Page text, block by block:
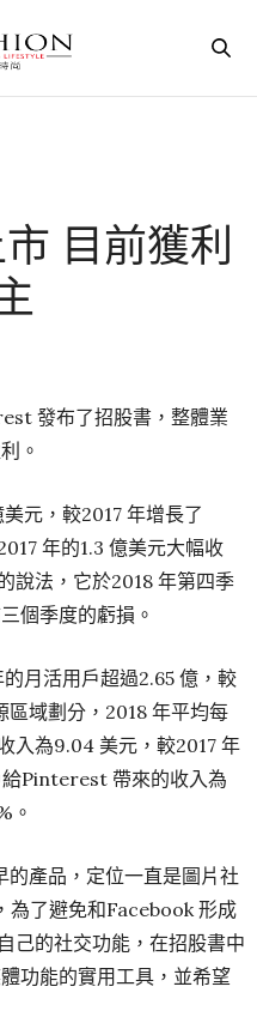
目前獲利
發布了招股書，整體業
。
元，較2017 年增長了
年的1.3 億美元大幅收
說法，它於2018 年第四季
個季度的虧損。
月活用戶超過2.65 億，較
區域劃分，2018 年平均每
入為9.04 美元，較2017 年
Pinterest 帶來的收入為
。
產品，定位一直是圖片社
為了避免和Facebook 形成
己的社交功能，在招股書中
功能的實用工具，並希望